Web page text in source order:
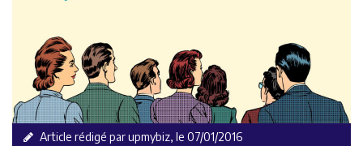
Article rédigé par upmybiz, le 07/01/2016